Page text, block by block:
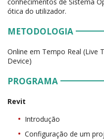
ótica do utilizador.
METODOLOGIA
Online em Tempo Real (Live
Device)
PROGRAMA
Revit
Introdução
Configuração de um